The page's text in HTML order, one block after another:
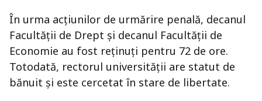
În urma acțiunilor de urmărire penală, decanul
Facultății de Drept și decanul Facultății de
Economie au fost reținuți pentru 72 de ore.
Totodată, rectorul universității are statut de
bănuit și este cercetat în stare de libertate.